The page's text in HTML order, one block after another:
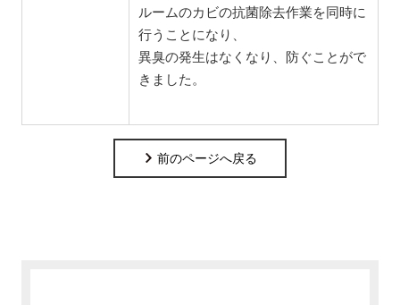
ルームのカビの抗菌除去作業を同時に
行うことになり、
異臭の発生はなくなり、防ぐことがで
きました。
前のページへ戻る